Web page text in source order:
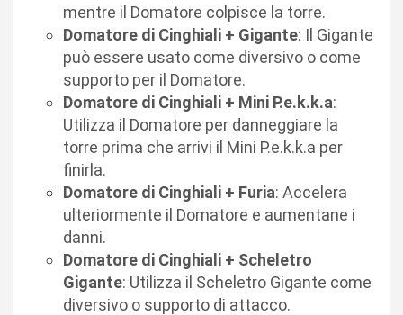
mentre il Domatore colpisce la torre.
Domatore di Cinghiali + Gigante: Il Gigante
può essere usato come diversivo o come
supporto per il Domatore.
Domatore di Cinghiali + Mini P.e.k.k.a:
Utilizza il Domatore per danneggiare la
torre prima che arrivi il Mini P.e.k.k.a per
finirla.
Domatore di Cinghiali + Furia: Accelera
ulteriormente il Domatore e aumentane i
danni.
Domatore di Cinghiali + Scheletro
Gigante: Utilizza il Scheletro Gigante come
diversivo o supporto di attacco.